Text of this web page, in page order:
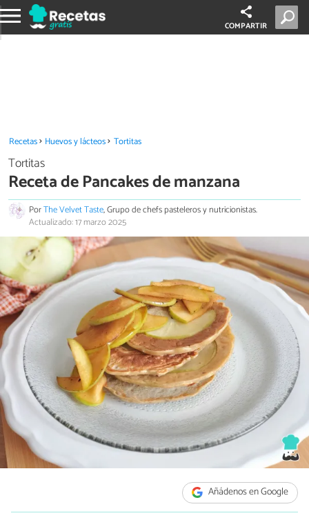
COMPARTIR
Recetas Huevos y lácteos Tortitas
Tortitas
Receta de Pancakes de manzana
PorThe Velvet Taste, Grupo de chefs pasteleros y nutricionistas.
Actualizado: 17 marzo 2025
Añádenos en Google